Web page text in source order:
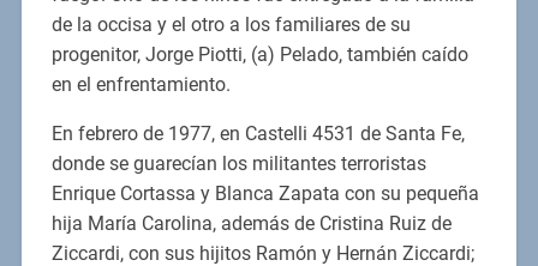
de la occisa y el otro a los familiares de su
progenitor, Jorge Piotti, (a) Pelado, también caído
en el enfrentamiento.
En febrero de 1977, en Castelli 4531 de Santa Fe,
donde se guarecían los militantes terroristas
Enrique Cortassa y Blanca Zapata con su pequeña
hija María Carolina, además de Cristina Ruiz de
Ziccardi, con sus hijitos Ramón y Hernán Ziccardi;